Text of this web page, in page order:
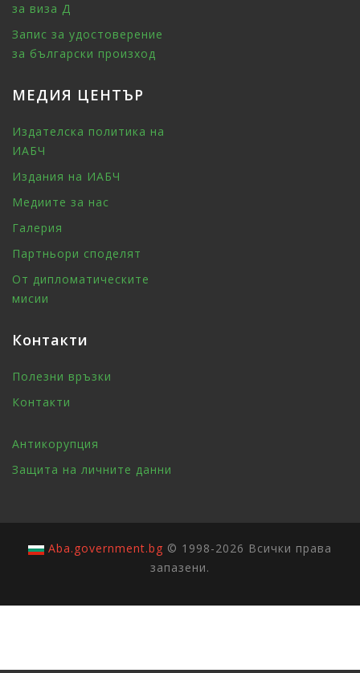
за виза Д
Запис за удостоверение
за български произход
МЕДИЯ ЦЕНТЪР
Издателска политика на
ИАБЧ
Издания на ИАБЧ
Медиите за нас
Галерия
Партньори споделят
От дипломатическите
мисии
Контакти
Полезни връзки
Контакти
Антикорупция
Защита на личните данни
Aba.government.bg © 1998-2026 Всички права
запазени.